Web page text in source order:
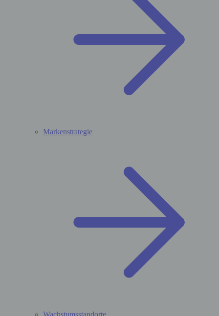
Markenstrategie
Wachstumsstandorte